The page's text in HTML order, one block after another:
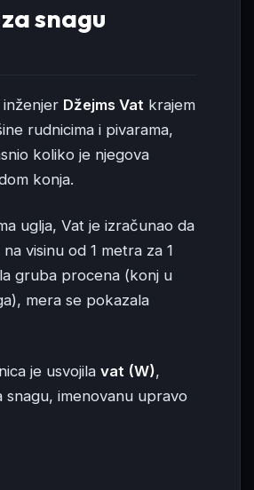
snagu
inženjer Džejms Vat krajem
rudnicima i pivarama,
koliko je njegova
konja.
uglja, Vat je izračunao da
visinu od 1 metra za 1
gruba procena (konj u
mera se pokazala
je usvojila vat (W),
snagu, imenovanu upravo